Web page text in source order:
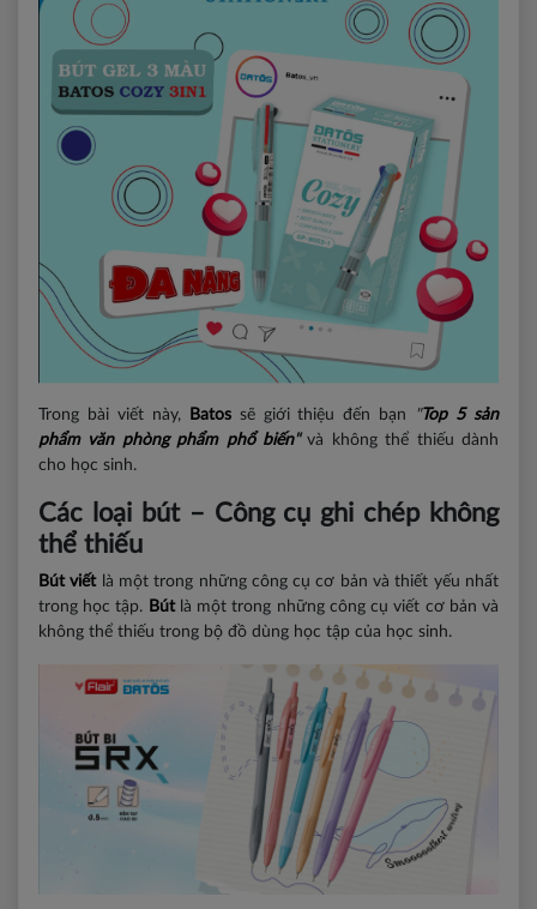
Trong bài viết này, Batossẽ giới thiệu đến bạn "Top 5 sản
phẩm văn phòng phẩm phổ biến"và không thể thiếu dành
cho học sinh.
Các loại bút – Công cụ ghi chép không
thể thiếu
Bút viếtlà một trong những công cụ cơ bản và thiết yếu nhất
trong học tập. Bútlà một trong những công cụ viết cơ bản và
không thể thiếu trong bộ đồ dùng học tập của học sinh.